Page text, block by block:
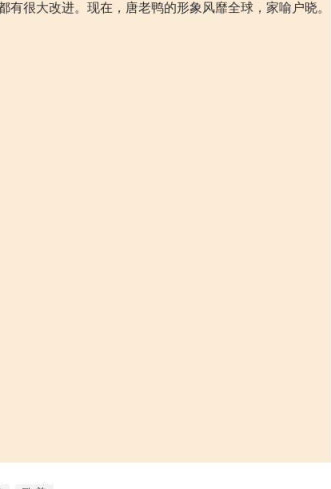
有很大改进。现在，唐老鸭的形象风靡全球，家喻户晓。